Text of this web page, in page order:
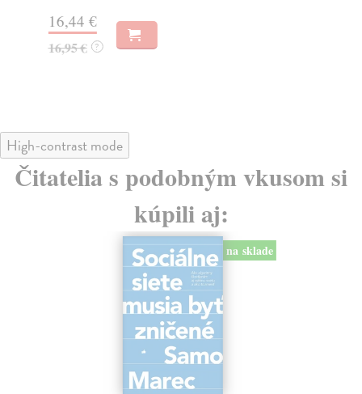
16,44 €
16,95 € ?
High-contrast mode
Čitatelia s podobným vkusom si
kúpili aj:
na sklade